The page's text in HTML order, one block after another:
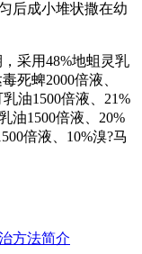
后成小堆状撒在幼
采用48%地蛆灵乳
死蜱2000倍液、
油1500倍液、21%
油1500倍液、20%
倍液、10%溴?马
方法简介